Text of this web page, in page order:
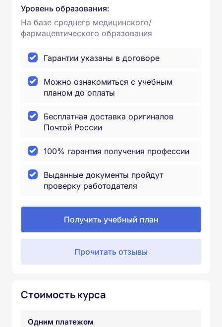
Уровень образования:
На базе среднего медицинского/
фармацевтического образования
Гарантии указаны в договоре
Можно ознакомиться с учебным
планом до оплаты
Бесплатная доставка оригиналов
Почтой России
100% гарантия получения профессии
Выданные документы пройдут
проверку работодателя
Получить учебный план
Прочитать отзывы
Стоимость курса
Одним платежом